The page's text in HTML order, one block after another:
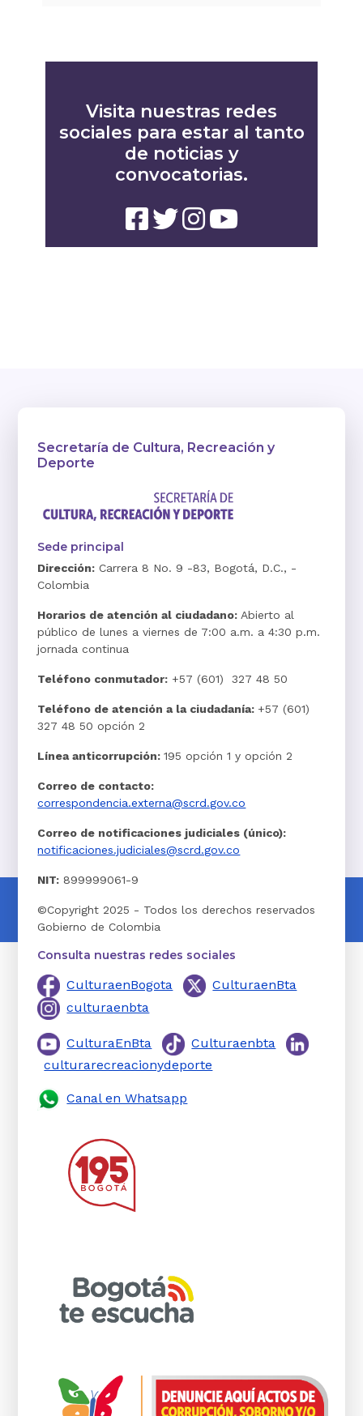
Visita nuestras redes
sociales para estar al tanto
de noticias y
convocatorias.
Secretaría de Cultura, Recreación y
Deporte
Sede principal
Dirección: Carrera 8 No. 9 -83, Bogotá, D.C., -
Colombia
Horarios de atención al ciudadano:Abierto al
público de lunes a viernes de 7:00 a.m. a 4:30 p.m.
jornada continua
Teléfono conmutador: +57 (601) 327 48 50
Teléfono de atención a la ciudadanía: +57 (601)
327 48 50 opción 2
Línea anticorrupción:195 opción 1 y opción 2
Correo de contacto:
correspondencia.externa@scrd.gov.co
Correo de notificaciones judiciales (único):
notificaciones.judiciales@scrd.gov.co
NIT: 899999061-9
©Copyright 2025 - Todos los derechos reservados
Gobierno de Colombia
Consulta nuestras redes sociales
CulturaenBogota
CulturaenBta
culturaenbta
CulturaEnBta
Culturaenbta
culturarecreacionydeporte
Canal en Whatsapp